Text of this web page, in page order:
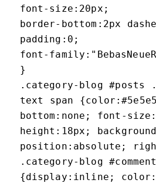
font-size:20px;
border-bottom:2px
padding:0;
font-
}
.category-blog #posts
text span
bottom:none; font-
height:18px;
position:absolute;
.category-blog
{display:inline; color: